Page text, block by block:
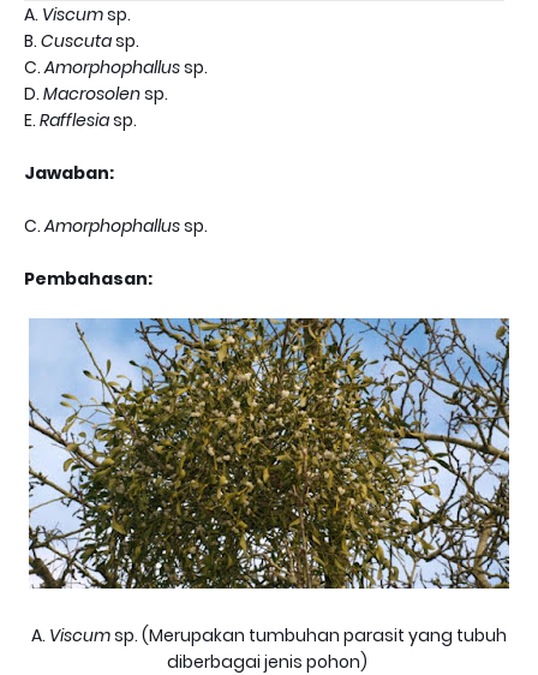
A. Viscumsp.
B. Cuscutasp.
C.Amorphophallussp.
D. Macrosolensp.
E. Rafflesiasp.
Jawaban:
C.Amorphophallussp.
Pembahasan:
A. Viscumsp. (Merupakan tumbuhan parasit yang tubuh
diberbagai jenis pohon)